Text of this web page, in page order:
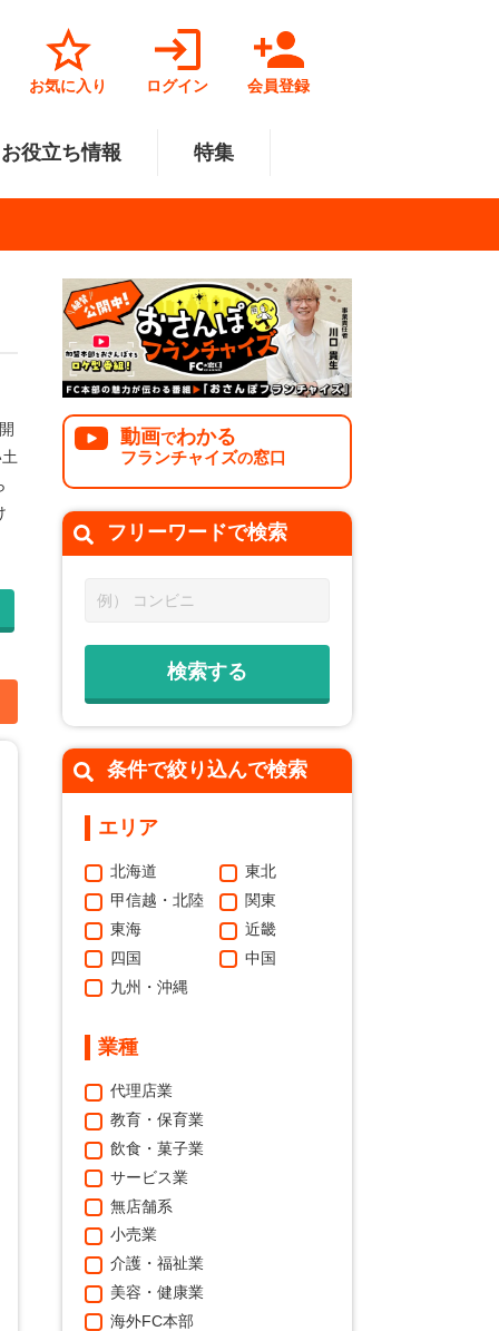
お気に入り ログイン 会員登録
サービス業
美容・健康業
500万円 501万円～1000万円
関東
中国
リペアクリーニング
法人様オススメ
お役立ち情報 特集
動画でわかる
フランチャイズの窓口
フリーワードで検索
条件で絞り込んで検索
エリア
北海道
東北
甲信越・北陸
関東
東海
近畿
四国
中国
九州・沖縄
業種
代理店業
教育・保育業
飲食・菓子業
サービス業
無店舗系
小売業
介護・福祉業
美容・健康業
海外FC本部